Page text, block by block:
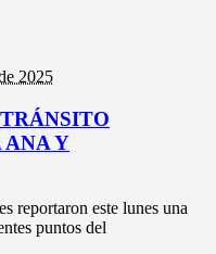
2025
ANA Y
reportaron este lunes una
puntos del